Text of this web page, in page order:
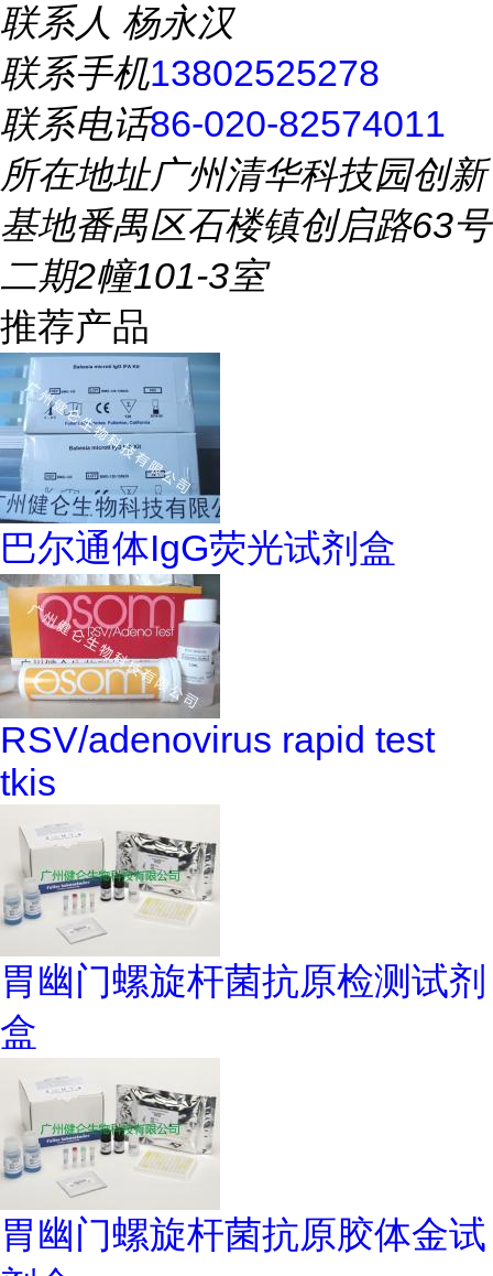
联系人 杨永汉
联系手机13802525278
联系电话86-020-82574011
所在地址广州清华科技园创新
基地番禺区石楼镇创启路63号
二期2幢101-3室
推荐产品
巴尔通体IgG荧光试剂盒
RSV/adenovirus rapid test
tkis
胃幽门螺旋杆菌抗原检测试剂
盒
胃幽门螺旋杆菌抗原胶体金试